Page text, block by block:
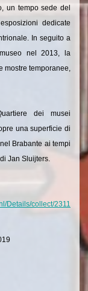
un tempo sede del
dedicate
In seguito a
nel 2013, la
mostre temporanee,
dei musei
una superficie di
Brabante ai tempi
Jan Sluijters.
Details/collect/2311